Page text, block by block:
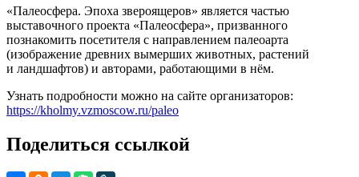
«Палеосфера. Эпоха звероящеров» является частью
выставочного проекта «Палеосфера», призванного
познакомить посетителя с направлением палеоарта
(изображение древних вымерших животных, растений
и ландшафтов) и авторами, работающими в нём.
Узнать подробности можно на сайте организаторов:
https://kholmy.vzmoscow.ru/paleo
Поделиться ссылкой